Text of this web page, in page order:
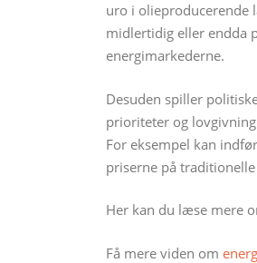
uro i olieproducerende
midlertidig eller endda
energimarkederne.
Desuden spiller
prioriteter og
For eksempel kan
priserne på
Her kan du læse mere
Få mere viden om